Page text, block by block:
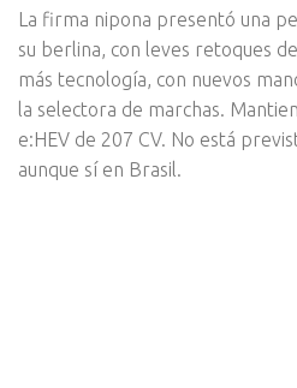
La firma nipona presentó una
su berlina, con leves retoques
más tecnología, con nuevos
la selectora de marchas.
e:HEV de 207 CV. No está
aunque sí en Brasil.